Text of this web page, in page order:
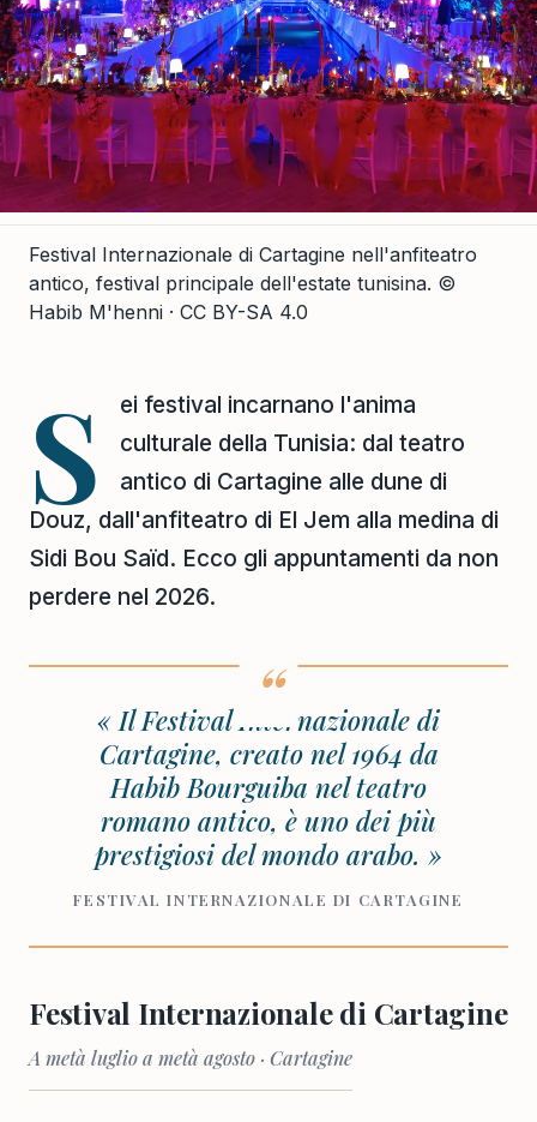
Festival Internazionale di Cartagine nell'anfiteatro
antico, festival principale dell'estate tunisina. ©
Habib M'henni · CC BY-SA 4.0
S
ei festival incarnano l'anima
culturale della Tunisia: dal teatro
antico di Cartagine alle dune di
Douz, dall'anfiteatro di El Jem alla medina di
Sidi Bou Saïd. Ecco gli appuntamenti da non
perdere nel 2026.
« Il Festival Internazionale di
Cartagine, creato nel 1964 da
Habib Bourguiba nel teatro
romano antico, è uno dei più
prestigiosi del mondo arabo. »
FESTIVAL INTERNAZIONALE DI CARTAGINE
Festival Internazionale di Cartagine
A metà luglio a metà agosto · Cartagine